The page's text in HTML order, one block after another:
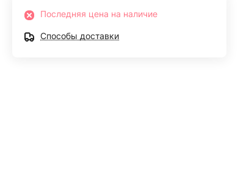
Последняя цена на наличие
Способы доставки